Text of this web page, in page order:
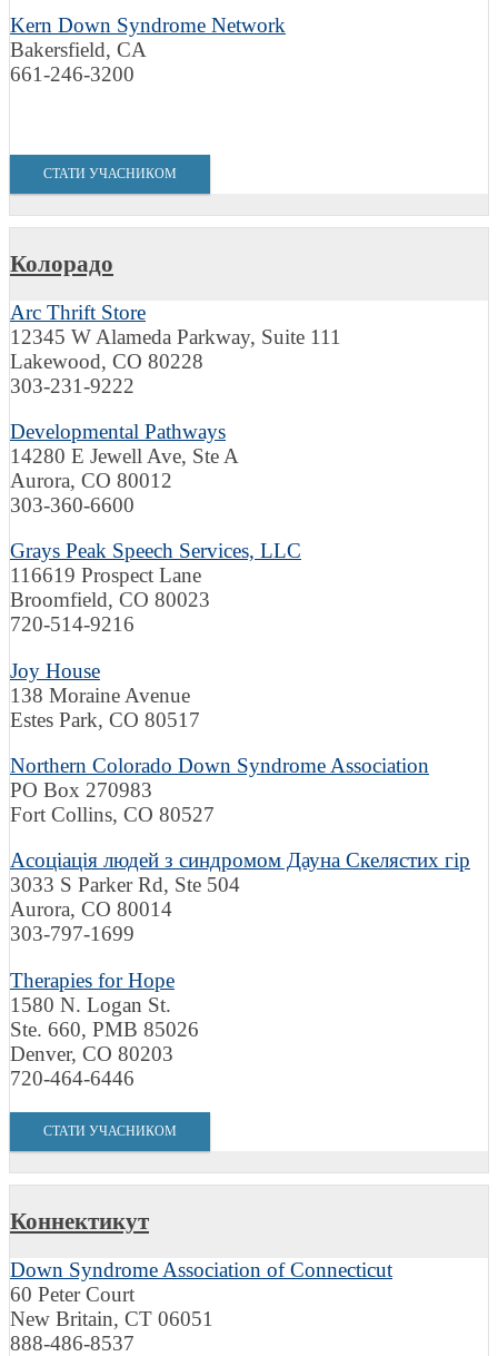
Kern Down Syndrome Network
Bakersfield, CA
661-246-3200
СТАТИ УЧАСНИКОМ
Колорадо
Arc Thrift Store
12345 W Alameda Parkway, Suite 111
Lakewood, CO 80228
303-231-9222
Developmental Pathways
14280 E Jewell Ave, Ste A
Aurora, CO 80012
303-360-6600
Grays Peak Speech Services, LLC
116619 Prospect Lane
Broomfield, CO 80023
720-514-9216
Joy House
138 Moraine Avenue
Estes Park, CO 80517
Northern Colorado Down Syndrome Association
PO Box 270983
Fort Collins, CO 80527
Асоціація людей з синдромом Дауна Скелястих гір
3033 S Parker Rd, Ste 504
Aurora, CO 80014
303-797-1699
Therapies for Hope
1580 N. Logan St.
Ste. 660, PMB 85026
Denver, CO 80203
720-464-6446
СТАТИ УЧАСНИКОМ
Коннектикут
Down Syndrome Association of Connecticut
60 Peter Court
New Britain, CT 06051
888-486-8537